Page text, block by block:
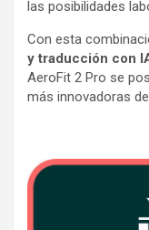
las posibilidades
Con esta
y traducción con
AeroFit 2 Pro se
más innovadoras